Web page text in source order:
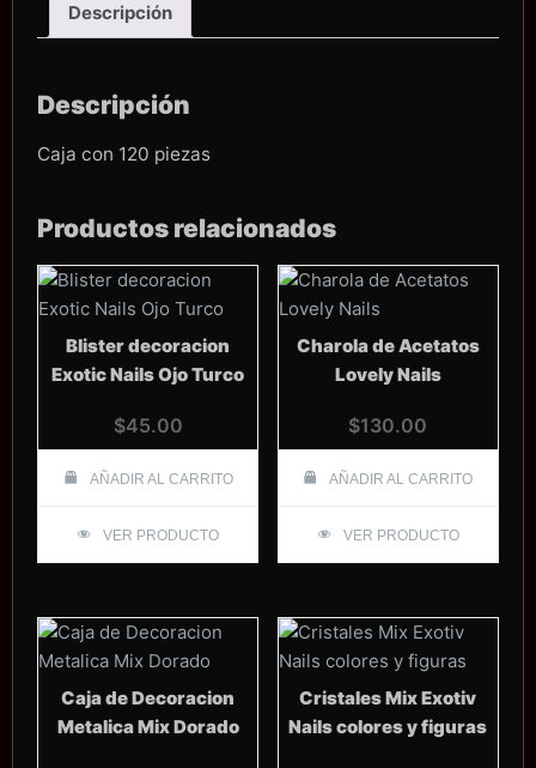
Descripción
Descripción
Caja con 120 piezas
Productos relacionados
Blister decoracion
Exotic Nails Ojo Turco
$45.00
AÑADIR AL CARRITO
VER PRODUCTO
Charola de Acetatos
Lovely Nails
$130.00
AÑADIR AL CARRITO
VER PRODUCTO
Caja de Decoracion
Metalica Mix Dorado
Cristales Mix Exotiv
Nails colores y figuras